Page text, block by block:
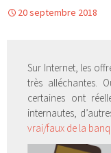
20 septembre 2018
Sur Internet, les
très alléchantes.
certaines ont
internautes,
vrai/faux de la